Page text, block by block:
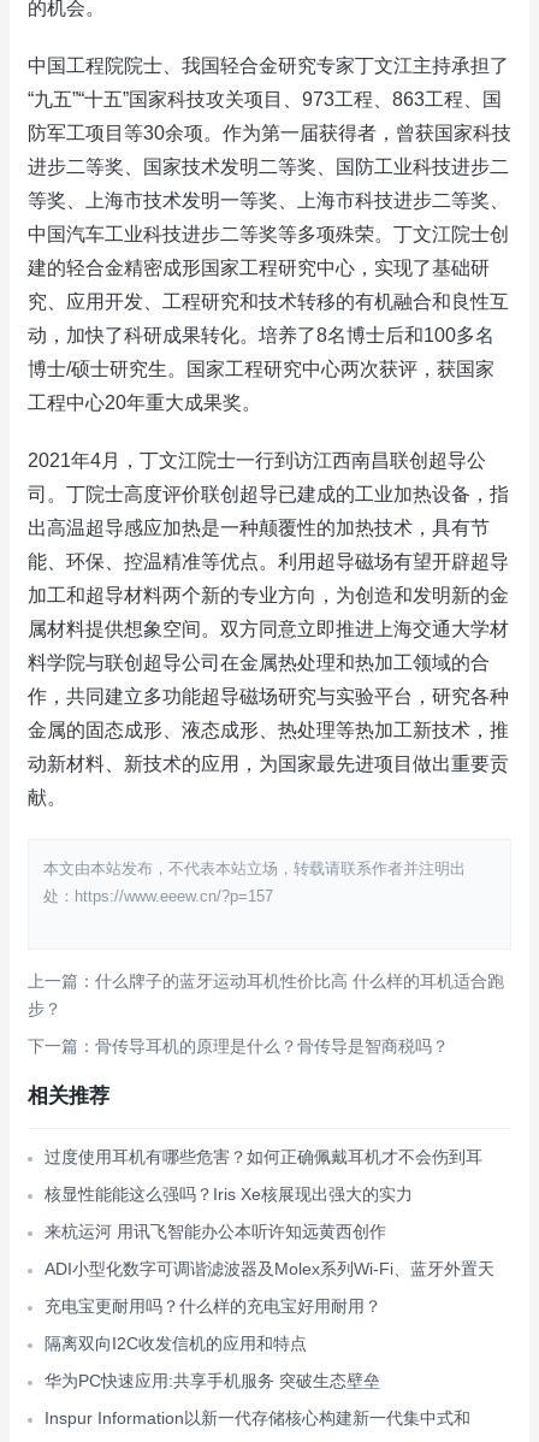
的机会。
中国工程院院士、我国轻合金研究专家丁文江主持承担了
“九五”“十五”国家科技攻关项目、973工程、863工程、国
防军工项目等30余项。作为第一届获得者，曾获国家科技
进步二等奖、国家技术发明二等奖、国防工业科技进步二
等奖、上海市技术发明一等奖、上海市科技进步二等奖、
中国汽车工业科技进步二等奖等多项殊荣。丁文江院士创
建的轻合金精密成形国家工程研究中心，实现了基础研
究、应用开发、工程研究和技术转移的有机融合和良性互
动，加快了科研成果转化。培养了8名博士后和100多名
博士/硕士研究生。国家工程研究中心两次获评，获国家
工程中心20年重大成果奖。
2021年4月，丁文江院士一行到访江西南昌联创超导公
司。丁院士高度评价联创超导已建成的工业加热设备，指
出高温超导感应加热是一种颠覆性的加热技术，具有节
能、环保、控温精准等优点。利用超导磁场有望开辟超导
加工和超导材料两个新的专业方向，为创造和发明新的金
属材料提供想象空间。双方同意立即推进上海交通大学材
料学院与联创超导公司在金属热处理和热加工领域的合
作，共同建立多功能超导磁场研究与实验平台，研究各种
金属的固态成形、液态成形、热处理等热加工新技术，推
动新材料、新技术的应用，为国家最先进项目做出重要贡
献。
本文由本站发布，不代表本站立场，转载请联系作者并注明出
处：https://www.eeew.cn/?p=157
上一篇：什么牌子的蓝牙运动耳机性价比高 什么样的耳机适合跑
步？
下一篇：骨传导耳机的原理是什么？骨传导是智商税吗？
相关推荐
过度使用耳机有哪些危害？如何正确佩戴耳机才不会伤到耳
核显性能能这么强吗？Iris Xe核展现出强大的实力
来杭运河 用讯飞智能办公本听许知远黄西创作
ADI小型化数字可调谐滤波器及Molex系列Wi-Fi、蓝牙外置天
充电宝更耐用吗？什么样的充电宝好用耐用？
隔离双向I2C收发信机的应用和特点
华为PC快速应用:共享手机服务 突破生态壁垒
Inspur Information以新一代存储核心构建新一代集中式和